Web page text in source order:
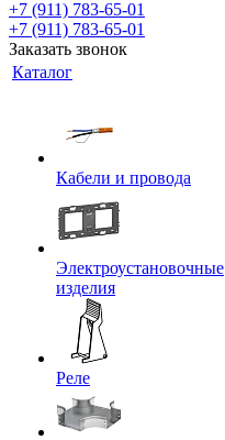
+7 (911) 783-65-01
+7 (911) 783-65-01
Заказать звонок
Каталог
Кабели и провода
Электроустановочные
изделия
Реле